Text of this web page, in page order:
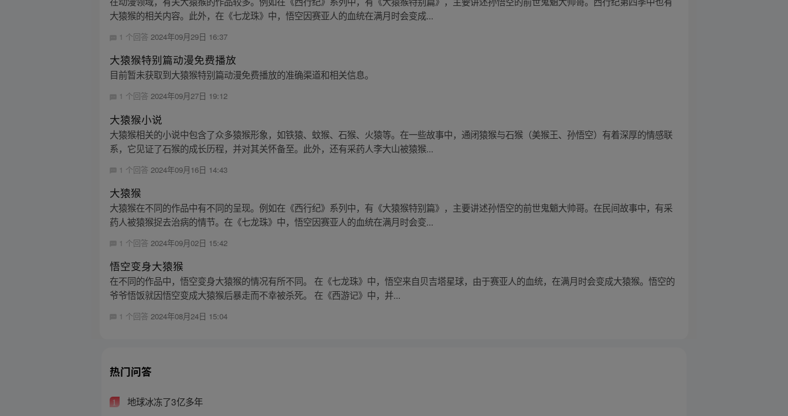
大猿猴的相关内容。此外，在《七龙珠》中，悟空因赛亚人的血统在满月时会变成...
1 个回答2024年09月29日 16:37
大猿猴特别篇动漫免费播放
目前暂未获取到大猿猴特别篇动漫免费播放的准确渠道和相关信息。
1 个回答2024年09月27日 19:12
大猿猴小说
大猿猴相关的小说中包含了众多猿猴形象，如铁猿、蚊猴、石猴、火猿等。在一些故事中，通闭猿猴与石猴（美猴王、孙悟空）有着深厚的情感联
系，它见证了石猴的成长历程，并对其关怀备至。此外，还有采药人李大山被猿猴...
1 个回答 2024年09月16日 14:43
大猿猴
大猿猴在不同的作品中有不同的呈现。例如在《西行纪》系列中，有《大猿猴特别篇》，主要讲述孙悟空的前世鬼魈大帅哥。在民间故事中，有采
药人被猿猴捉去治病的情节。在《七龙珠》中，悟空因赛亚人的血统在满月时会变...
1 个回答 2024年09月02日 15:42
悟空变身大猿猴
在不同的作品中，悟空变身大猿猴的情况有所不同。 在《七龙珠》中，悟空来自贝吉塔星球，由于赛亚人的血统，在满月时会变成大猿猴。悟空的
爷爷悟饭就因悟空变成大猿猴后暴走而不幸被杀死。 在《西游记》中，并...
1 个回答2024年08月24日 15:04
热门问答
1 地球冰冻了3亿多年